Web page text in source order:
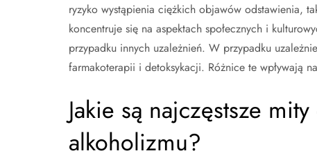
ryzyko wystąpienia ciężkich objawów odstawienia,
koncentruje się na aspektach społecznych i
przypadku innych uzależnień. W przypadku
farmakoterapii i detoksykacji. Różnice te wpływają
Jakie są najczęstsze
alkoholizmu?